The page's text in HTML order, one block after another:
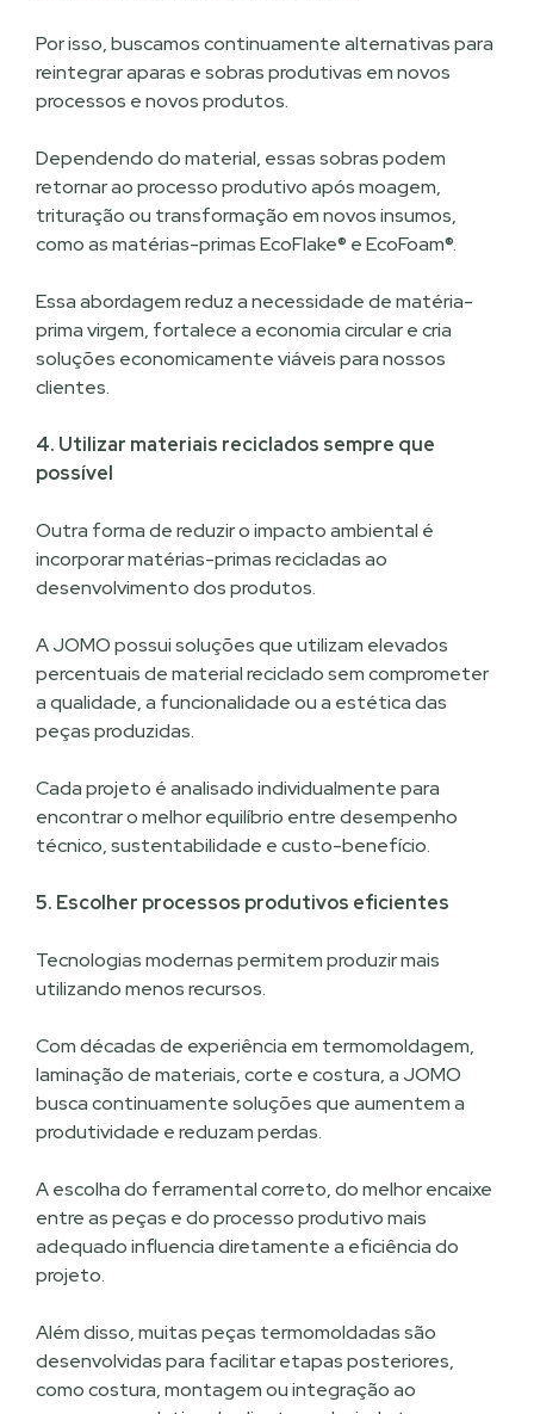
Por isso, buscamos continuamente alternativas para
reintegrar aparas e sobras produtivas em novos
processos e novos produtos.
Dependendo do material, essas sobras podem
retornar ao processo produtivo após moagem,
trituração ou transformação em novos insumos,
como as matérias-primas EcoFlake® e EcoFoam®.
Essa abordagem reduz a necessidade de matéria-
prima virgem, fortalece a economia circular e cria
soluções economicamente viáveis para nossos
clientes.
4. Utilizar materiais reciclados sempre que
possível
Outra forma de reduzir o impacto ambiental é
incorporar matérias-primas recicladas ao
desenvolvimento dos produtos.
A JOMO possui soluções que utilizam elevados
percentuais de material reciclado sem comprometer
a qualidade, a funcionalidade ou a estética das
peças produzidas.
Cada projeto é analisado individualmente para
encontrar o melhor equilíbrio entre desempenho
técnico, sustentabilidade e custo-benefício.
5. Escolher processos produtivos eficientes
Tecnologias modernas permitem produzir mais
utilizando menos recursos.
Com décadas de experiência em termomoldagem,
laminação de materiais, corte e costura, a JOMO
busca continuamente soluções que aumentem a
produtividade e reduzam perdas.
A escolha do ferramental correto, do melhor encaixe
entre as peças e do processo produtivo mais
adequado influencia diretamente a eficiência do
projeto.
Além disso, muitas peças termomoldadas são
desenvolvidas para facilitar etapas posteriores,
como costura, montagem ou integração ao